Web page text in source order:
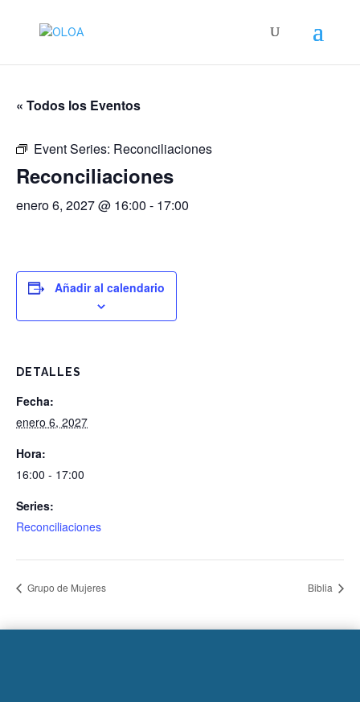
« Todos los Eventos
Event Series: Reconciliaciones
Reconciliaciones
enero 6, 2027 @ 16:00 - 17:00
Añadir al calendario
DETALLES
Fecha:
enero 6, 2027
Hora:
16:00 - 17:00
Series:
Reconciliaciones
Grupo de Mujeres Biblia